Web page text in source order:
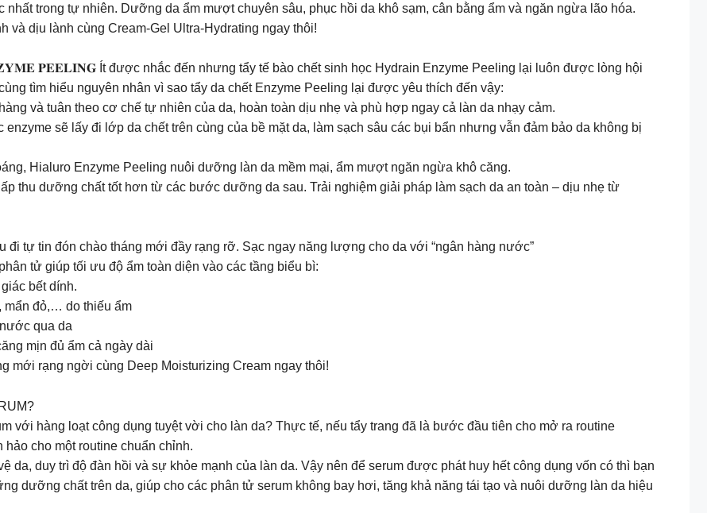
trong tự nhiên. Dưỡng da ẩm mượt chuyên sâu, phục hồi da khô sạm, cân bằng ẩm và ngăn ngừa lão hóa.
và dịu lành cùng Cream-Gel Ultra-Hydrating ngay thôi!
𝐏𝐄𝐄𝐋𝐈𝐍𝐆 Ít được nhắc đến nhưng tẩy tế bào chết sinh học Hydrain Enzyme Peeling lại luôn được lòng hội
tìm hiểu nguyên nhân vì sao tẩy da chết Enzyme Peeling lại được yêu thích đến vậy:
và tuân theo cơ chế tự nhiên của da, hoàn toàn dịu nhẹ và phù hợp ngay cả làn da nhạy cảm.
sẽ lấy đi lớp da chết trên cùng của bề mặt da, làm sạch sâu các bụi bẩn nhưng vẫn đảm bảo da không bị
Hialuro Enzyme Peeling nuôi dưỡng làn da mềm mại, ẩm mượt ngăn ngừa khô căng.
thu dưỡng chất tốt hơn từ các bước dưỡng da sau. Trải nghiệm giải pháp làm sạch da an toàn – dịu nhẹ từ
tự tin đón chào tháng mới đầy rạng rỡ. Sạc ngay năng lượng cho da với “ngân hàng nước”
tử giúp tối ưu độ ẩm toàn diện vào các tầng biểu bì:
bết dính.
mẩn đỏ,… do thiếu ẩm
qua da
mịn đủ ẩm cả ngày dài
mới rạng ngời cùng Deep Moisturizing Cream ngay thôi!
với hàng loạt công dụng tuyệt vời cho làn da? Thực tế, nếu tẩy trang đã là bước đầu tiên cho mở ra routine
cho một routine chuẩn chỉnh.
da, duy trì độ đàn hồi và sự khỏe mạnh của làn da. Vậy nên để serum được phát huy hết công dụng vốn có thì bạn
dưỡng chất trên da, giúp cho các phân tử serum không bay hơi, tăng khả năng tái tạo và nuôi dưỡng làn da hiệu